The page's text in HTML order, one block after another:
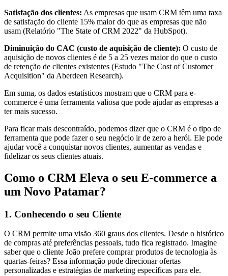
Satisfação dos clientes: As empresas que usam CRM têm uma taxa
de satisfação do cliente 15% maior do que as empresas que não
usam (Relatório "The State of CRM 2022" da HubSpot).
Diminuição do CAC (custo de aquisição de cliente): O custo de
aquisição de novos clientes é de 5 a 25 vezes maior do que o custo
de retenção de clientes existentes (Estudo "The Cost of Customer
Acquisition" da Aberdeen Research).
Em suma, os dados estatísticos mostram que o CRM para e-
commerce é uma ferramenta valiosa que pode ajudar as empresas a
ter mais sucesso.
Para ficar mais descontraído, podemos dizer que o CRM é o tipo de
ferramenta que pode fazer o seu negócio ir de zero a herói. Ele pode
ajudar você a conquistar novos clientes, aumentar as vendas e
fidelizar os seus clientes atuais.
Como o CRM Eleva o seu E-commerce a
um Novo Patamar?
1. Conhecendo o seu Cliente
O CRM permite uma visão 360 graus dos clientes. Desde o histórico
de compras até preferências pessoais, tudo fica registrado. Imagine
saber que o cliente João prefere comprar produtos de tecnologia às
quartas-feiras? Essa informação pode direcionar ofertas
personalizadas e estratégias de marketing específicas para ele.